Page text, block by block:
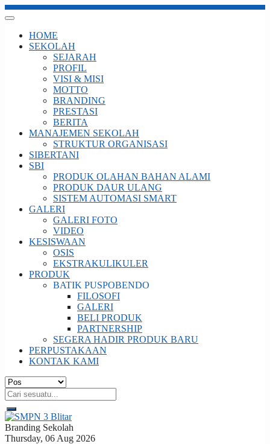
HOME
SEKOLAH
SEJARAH
PROFIL
VISI & MISI
MOTTO
BRANDING
PRESTASI
BERITA
MANAJEMEN SEKOLAH
STRUKTUR ORGANISASI
SIBERTANI
SBI
PRODUK OLAHAN BAHAN ALAMI
PRODUK DAUR ULANG
SISTEM AUTOMASI SMART
GALERI
GALERI FOTO
VIDEO
KESISWAAN
OSIS
EKSTRAKULIKULER
PRODUK
BATIK PUSPOBENDO
FILOSOFI
GALERI
BELI PRODUK
PARTNERSHIP
SEGERA HADIR PRODUK BARU
PERPUSTAKAAN
KONTAK KAMI
Branding Sekolah
Thursday, 06 Aug 2026